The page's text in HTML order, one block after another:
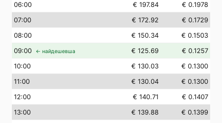
06:00 € 197.84
€ 0.1978
07:00 € 172.92
€ 0.1729
08:00 € 150.34
€ 0.1503
09:00 ← найдешевша € 125.69
€ 0.1257
10:00 € 130.03
€ 0.1300
11:00 € 130.04
€ 0.1300
12:00 € 140.71
€ 0.1407
13:00 € 139.88
€ 0.1399